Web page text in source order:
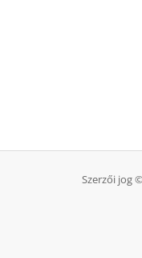
Szerzői jog